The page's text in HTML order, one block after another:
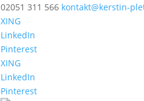
02051 311 566 kontakt@kerstin-
XING
LinkedIn
Pinterest
XING
LinkedIn
Pinterest